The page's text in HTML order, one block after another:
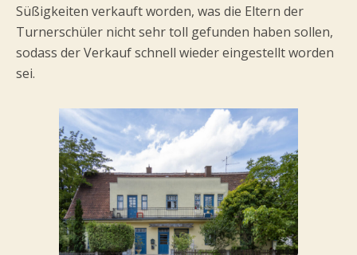
Süßigkeiten verkauft worden, was die Eltern der
Turnerschüler nicht sehr toll gefunden haben sollen,
sodass der Verkauf schnell wieder eingestellt worden
sei.